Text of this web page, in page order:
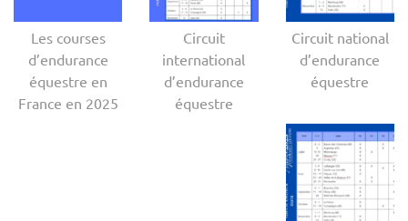
Les courses
d’endurance
équestre en
France en 2025
Circuit
international
d’endurance
équestre
Circuit national
d’endurance
équestre